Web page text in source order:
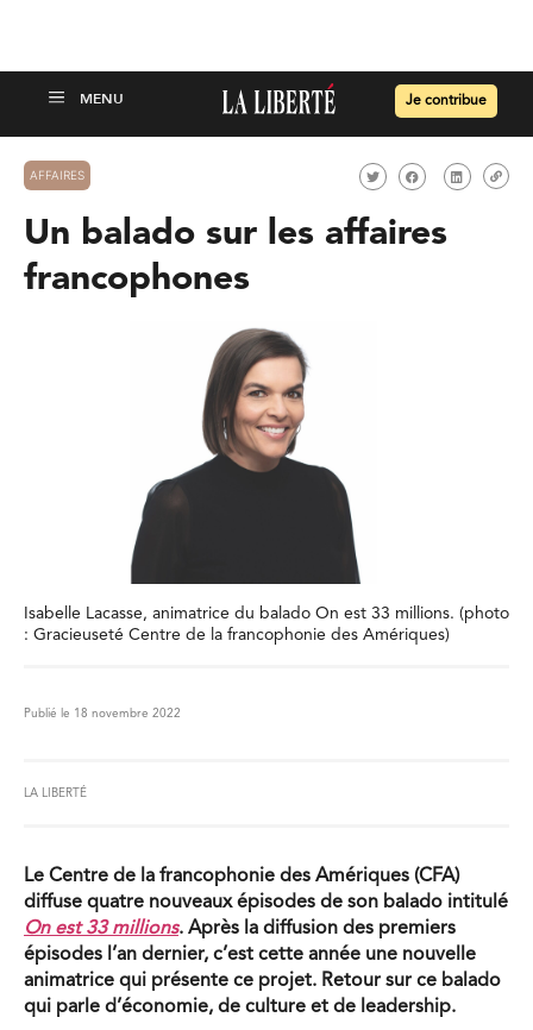
Je contribue
AFFAIRES
Un balado sur les affaires
francophones
Isabelle Lacasse, animatrice du balado On est 33 millions. (photo
: Gracieuseté Centre de la francophonie des Amériques)
Publié le 18 novembre 2022
LA LIBERTÉ
Le Centre de la francophonie des Amériques (CFA)
diffuse quatre nouveaux épisodes de son balado intitulé
On est 33 millions. Après la diffusion des premiers
épisodes l’an dernier, c’est cette année une nouvelle
animatrice qui présente ce projet. Retour sur ce balado
qui parle d’économie, de culture et de leadership.